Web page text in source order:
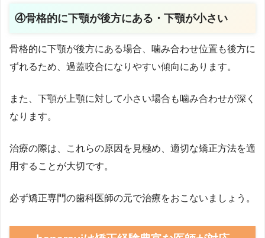
④骨格的に下顎が後方にある・下顎が小さい
骨格的に下顎が後方にある場合、噛み合わせ位置も後方に
ずれるため、過蓋咬合になりやすい傾向にあります。
また、下顎が上顎に対して小さい場合も噛み合わせが深く
なります。
治療の際は、これらの原因を見極め、適切な矯正方法を適
用することが大切です。
必ず矯正専門の歯科医師の元で治療をおこないましょう。